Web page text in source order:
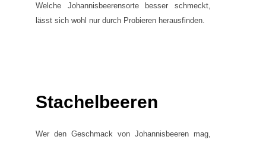
Welche Johannisbeerensorte besser schmeckt,
lässt sich wohl nur durch Probieren herausfinden.
Stachelbeeren
Wer den Geschmack von Johannisbeeren mag,